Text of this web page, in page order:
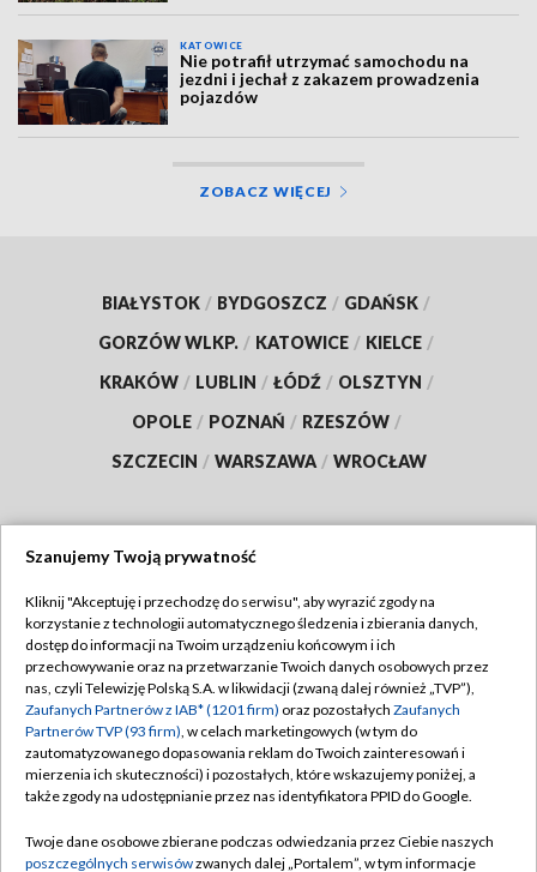
KATOWICE
Nie potrafił utrzymać samochodu na
jezdni i jechał z zakazem prowadzenia
pojazdów
ZOBACZ WIĘCEJ
BIAŁYSTOK / BYDGOSZCZ / GDAŃSK /
GORZÓW WLKP. / KATOWICE / KIELCE /
KRAKÓW / LUBLIN / ŁÓDŹ / OLSZTYN /
OPOLE / POZNAŃ / RZESZÓW /
SZCZECIN / WARSZAWA / WROCŁAW
TVP
Abonament TVP
Emisja w TVP
Centrum informacji TVP
Naziemna Telewizja Cyfrowa
Rada Programowa
Regulamin TVP
Polityka prywatności
Moje zgody
Pomoc
Kontakt
Szanujemy Twoją prywatność
Kliknij "Akceptuję i przechodzę do serwisu", aby wyrazić zgody na
korzystanie z technologii automatycznego śledzenia i zbierania danych,
dostęp do informacji na Twoim urządzeniu końcowym i ich
przechowywanie oraz na przetwarzanie Twoich danych osobowych przez
nas, czyli Telewizję Polską S.A. w likwidacji (zwaną dalej również „TVP”),
Zaufanych Partnerów z IAB* (1201 firm) oraz pozostałych Zaufanych
Partnerów TVP (93 firm), w celach marketingowych (w tym do
zautomatyzowanego dopasowania reklam do Twoich zainteresowań i
mierzenia ich skuteczności) i pozostałych, które wskazujemy poniżej, a
także zgody na udostępnianie przez nas identyfikatora PPID do Google.
Twoje dane osobowe zbierane podczas odwiedzania przez Ciebie naszych
poszczególnych serwisówzwanych dalej „Portalem”, w tym informacje